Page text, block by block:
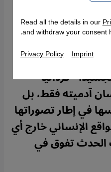
حنة آرندت
نظرا لتأثير
شخصيتها
حنة آرندت مع
"فردانياً"
آدميته فقط، بل
في إطار تصوراتها
الإنساني خارج أي
الحدث تفوق في
Read all the details in our
and withdraw your consent
Privacy Policy Imprint